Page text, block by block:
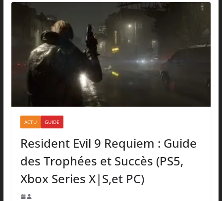
ACTU GUIDE
Resident Evil 9 Requiem : Guide
des Trophées et Succès (PS5,
Xbox Series X|S,et PC)